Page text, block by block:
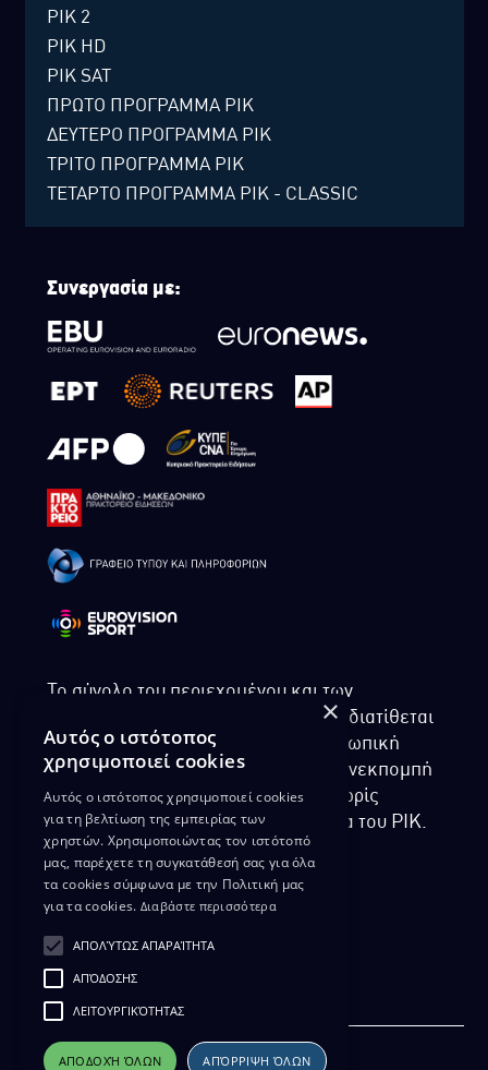
ΡΙΚ 2
ΡΙΚ HD
ΡΙΚ SAT
ΠΡΩΤΟ ΠΡΟΓΡΑΜΜΑ ΡΙΚ
ΔΕΥΤΕΡΟ ΠΡΟΓΡΑΜΜΑ ΡΙΚ
ΤΡΙΤΟ ΠΡΟΓΡΑΜΜΑ ΡΙΚ
ΤΕΤΑΡΤΟ ΠΡΟΓΡΑΜΜΑ ΡΙΚ - CLASSIC
Συνεργασία με:
Το σύνολο του περιεχομένου και των
υπηρεσιών της ιστοσελίδας του ΡΙΚ διατίθεται
στους επισκέπτες αυστηρά για προσωπική
χρήση. Απαγορεύεται η χρήση ή επανεκπομπή
του, σε οποιοδήποτε μορφή, με ή χωρίς
επεξεργασία και χωρίς γραπτή άδεια του ΡΙΚ.
ΔΙΚΑΙΩΜΑ ΠΡΟΣΤΑΣΙΑΣ ΔΕΔΟΜΕΝΩΝ
ΔΙΑΘΕΣΗ ΑΡΧΕΙΑΚΟΥ ΥΛΙΚΟΥ
ΠΟΛΙΤΙΚΗ ΑΠΟΡΡΗΤΟΥ EUROVISION
×
Αυτός ο ιστότοπος
χρησιμοποιεί cookies
Αυτός ο ιστότοπος χρησιμοποιεί cookies
για τη βελτίωση της εμπειρίας των
χρηστών. Χρησιμοποιώντας τον ιστότοπό
μας, παρέχετε τη συγκατάθεσή σας για όλα
τα cookies σύμφωνα με την Πολιτική μας
για τα cookies. Διαβάστε περισσότερα
ΑΠΟΛΎΤΩΣ ΑΠΑΡΑΊΤΗΤΑ
ΑΠΌΔΟΣΗΣ
ΛΕΙΤΟΥΡΓΙΚΌΤΗΤΑΣ
ΑΠΟΔΟΧΉ ΌΛΩΝ ΑΠΌΡΡΙΨΗ ΌΛΩΝ